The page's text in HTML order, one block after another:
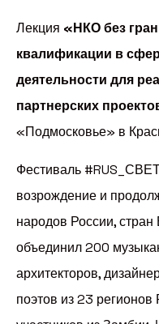
Лекция «НКО без
квалификации в
деятельности для
партнерских
«Подмосковье» в
Фестиваль
возрождение и
народов России,
объединил 200
архитекторов,
поэтов из 23